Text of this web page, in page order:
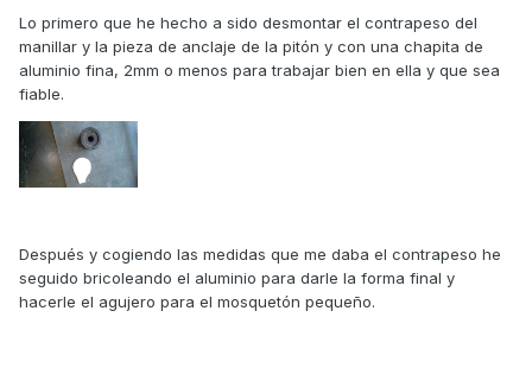
Lo primero que he hecho a sido desmontar el contrapeso del
manillar y la pieza de anclaje de la pitón y con una chapita de
aluminio fina, 2mm o menos para trabajar bien en ella y que sea
fiable.
Después y cogiendo las medidas que me daba el contrapeso he
seguido bricoleando el aluminio para darle la forma final y
hacerle el agujero para el mosquetón pequeño.